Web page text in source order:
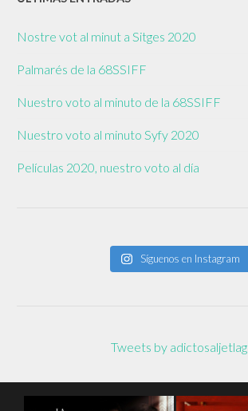
Nostre vot al minut a Sitges 2020
Palmarés de la 68SSIFF
Nuestro voto al minuto de la 68SSIFF
Nuestro voto al minuto Syfy 2020
Películas 2020, nuestro voto al día
Síguenos en Instagram
Tweets by adictosaljetlag